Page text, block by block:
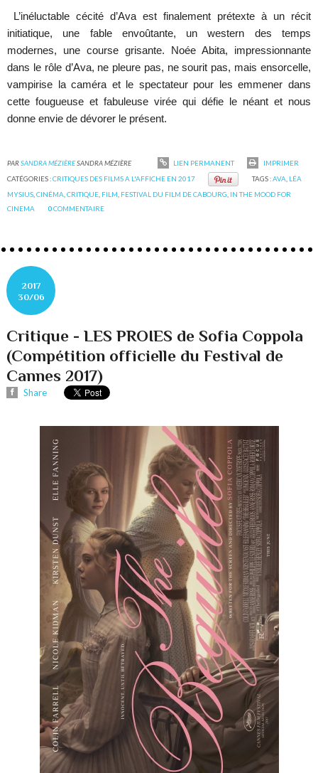
L’inéluctable cécité d’Ava est finalement prétexte à un récit
initiatique, une fable envoûtante, un western des temps
modernes, une course grisante. Noée Abita, impressionnante
dans le rôle d’Ava, ne pleure pas, ne sourit pas, mais ensorcelle,
vampirise la caméra et le spectateur pour les emmener dans
cette fougueuse et fabuleuse virée qui défie le néant et nous
donne envie de dévorer le présent.
PARSANDRA MÉZIÈRESANDRA MÉZIÈRE LIEN PERMANENT
IMPRIMER
CATÉGORIES :CRITIQUES DES FILMS A L'AFFICHE EN 2017 TAGS :AVA LÉA
MYSIUS ,CINÉMA ,CRITIQUE FILM FESTIVAL DU FILM DE CABOURG IN THE MOOD FOR
CINEMA
0COMMENTAIRE
2017
30/06
Critique - LES PROIES de Sofia Coppola
(Compétition officielle du Festival de
Cannes 2017)
Share